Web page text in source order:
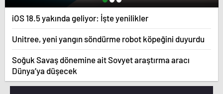
iOS 18.5 yakında geliyor: İşte yenilikler
Unitree, yeni yangın söndürme robot köpeğini duyurdu
Soğuk Savaş dönemine ait Sovyet araştırma aracı
Dünya’ya düşecek